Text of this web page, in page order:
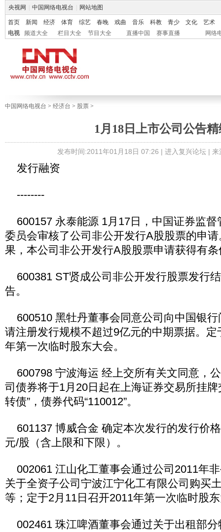
央视网 中国网络电视台 网站地图
首页 新闻 经济 体育 综艺 春晚 戏曲 音乐 科教 青少 文化
艺术
电视
频道大全 栏目大全 节目大全 直播中国 赛事直播 网络
中国网络电视台 > 经济台 > 股票 >
1月18日上市公司公告精
发布时间:2011年01月18日 07:26 | 进入复兴论坛| 来
发行融资
--------
600157 永泰能源 1月17日，中国证券监督
委员会审核了公司非公开发行A股股票的申
果，本公司非公开发行A股股票申请获得有
600381 ST贤成公司非公开发行股票发行
告。
600510 黑牡丹董事会同意公司向中国银行
请注册发行规模不超过9亿元的中期票据。定
年第一次临时股东大会。
600798 宁波海运 经上交所有关文同意，
司债券将于1月20日起在上海证券交易所挂牌
转债”，债券代码“110012”。
601137 博威合金 确定本次发行的发行价
元/股（含上限和下限）。
002061 江山化工董事会通过公司2011年
关于全资子公司宁波江宁化工有限公司购买
等；定于2月11日召开2011年第一次临时股
002461 珠江啤酒董事会通过关于出租部分